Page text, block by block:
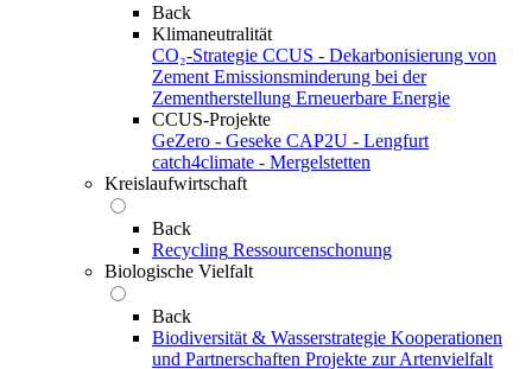
Back
Klimaneutralität
CO₂-Strategie CCUS - Dekarbonisierung von
Zement Emissionsminderung bei der
Zementherstellung Erneuerbare Energie
CCUS-Projekte
GeZero - Geseke CAP2U - Lengfurt
catch4climate - Mergelstetten
Kreislaufwirtschaft
Back
Recycling Ressourcenschonung
Biologische Vielfalt
Back
Biodiversität & Wasserstrategie Kooperationen
und Partnerschaften Projekte zur Artenvielfalt